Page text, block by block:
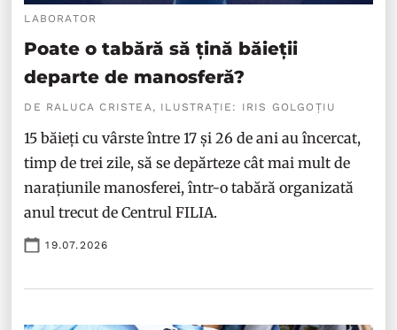
LABORATOR
Poate o tabără să țină băieții
departe de manosferă?
DE RALUCA CRISTEA, ILUSTRAȚIE: IRIS GOLGOȚIU
15 băieți cu vârste între 17 și 26 de ani au încercat,
timp de trei zile, să se depărteze cât mai mult de
narațiunile manosferei, într-o tabără organizată
anul trecut de Centrul FILIA.
19.07.2026